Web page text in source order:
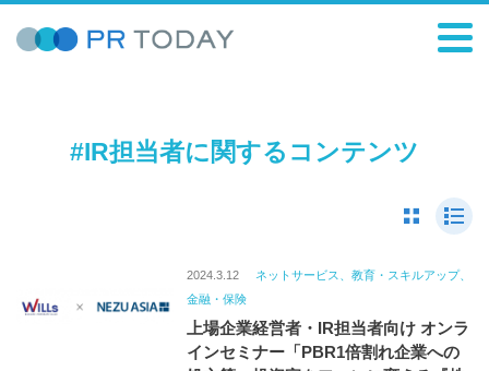
#IR担当者に関するコンテンツ
2024.3.12
ネットサービス、教育・スキルアップ、
金融・保険
上場企業経営者・IR担当者向け オンラ
インセミナー「PBR1倍割れ企業への